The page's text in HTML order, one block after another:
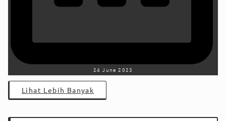
24 June 2023
Lihat Lebih Banyak